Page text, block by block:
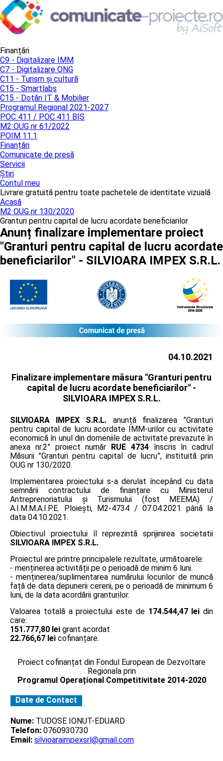
Finanțări
C9 - Digitalizare IMM
C7 - Digitalizare ONG
C11 - Turism și cultură
C15 - Smartlabs
C15 - Dotări IT & Mobilier
Programul Regional 2021-2027
POC 411 / POC 411 BIS
M2 OUG nr 61/2022
POIM 11.1
Finanțări
Comunicate de presă
Servicii
Știri
Contul meu
Livrare gratuită pentru toate pachetele de identitate vizuală
Acasă
M2 OUG nr 130/2020
Granturi pentru capital de lucru acordate beneficiarilor
Anunț finalizare implementare proiect
"Granturi pentru capital de lucru acordate
beneficiarilor" - SILVIOARA IMPEX S.R.L.
04.10.2021
Finalizare implementare măsura "Granturi pentru
capital de lucru acordate beneficiarilor" -
SILVIOARA IMPEX S.R.L.
SILVIOARA IMPEX S.R.L. anunță finalizarea ”Granturi
pentru capital de lucru acordate IMM-urilor cu activitate
economică în unul din domeniile de activitate prevazute în
anexa nr.2” proiect număr RUE 4734înscris în cadrul
Măsurii ”Granturi pentru capital de lucru”, instituită prin
OUG nr 130/2020.
Implementarea proiectului s-a derulat începând cu data
semnării contractului de finanțare cu Ministerul
Antreprenoriatului și Turismului (fost MEEMA) /
A.I.M.M.A.I.P.E. Ploiești, M2-4734 / 07.04.2021 până la
data 04.10.2021.
Obiectivul proiectului îl reprezintă sprijinirea societatii
SILVIOARA IMPEX S.R.L.
Proiectul are printre principalele rezultate, următoarele:
- menținerea activității pe o perioadă de minim 6 luni.
- menținerea/suplimentarea numărului locurilor de muncă
față de data depunerii cererii, pe o perioadă de minimum 6
luni, de la data acordării granturilor.
Valoarea totală a proiectului este de 174.544,47 lei din
care:
151.777,80 lei grant acordat
22.766,67 lei cofinanțare.
Proiect cofinanțat din Fondul European de Dezvoltare
Regionala prin
Programul Operațional Competitivitate 2014-2020
Date de Contact
Nume: TUDOSE IONUT-EDUARD
Telefon: 0760930730
Email: silvioaraimpexsrl@gmail.com